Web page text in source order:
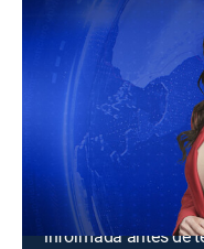
Noticiero N+
S2026 E101 |
Edición
News 2026
Un repaso de las
día. Tiene la
último minuto y
lugar de los hechos
informada antes de